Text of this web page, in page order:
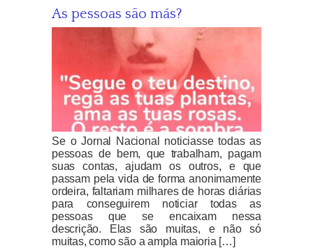
As pessoas são más?
Se o Jornal Nacional noticiasse todas as
pessoas de bem, que trabalham, pagam
suas contas, ajudam os outros, e que
passam pela vida de forma anonimamente
ordeira, faltariam milhares de horas diárias
para conseguirem noticiar todas as
pessoas que se encaixam nessa
descrição. Elas são muitas, e não só
muitas, como são a ampla maioria […]